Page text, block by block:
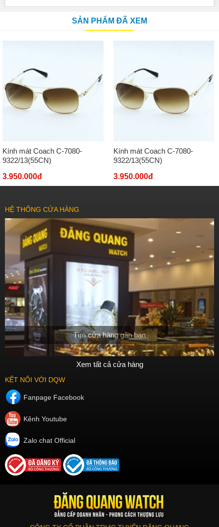
SẢN PHẨM ĐÃ XEM
Kính mát Coach C-7080-
9322/13(55CN)
3.950.000đ
Kính mát Coach C-7080-
9322/13(55CN)
3.950.000đ
HỆ THỐNG CỬA HÀNG
Tìm cửa hàng gần bạn
Xem tất cả cửa hàng
KẾT NỐI VỚI DQW
Fanpage Facebook
Kênh Youtube
Zalo chat Official